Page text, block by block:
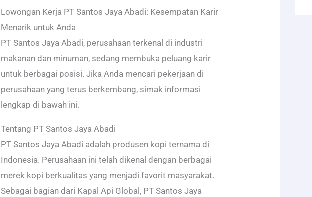
Lowongan Kerja PT Santos Jaya Abadi: Kesempatan Karir
Menarik untuk Anda
PT Santos Jaya Abadi, perusahaan terkenal di industri
makanan dan minuman, sedang membuka peluang karir
untuk berbagai posisi. Jika Anda mencari pekerjaan di
perusahaan yang terus berkembang, simak informasi
lengkap di bawah ini.
Tentang PT Santos Jaya Abadi
PT Santos Jaya Abadi adalah produsen kopi ternama di
Indonesia. Perusahaan ini telah dikenal dengan berbagai
merek kopi berkualitas yang menjadi favorit masyarakat.
Sebagai bagian dari Kapal Api Global, PT Santos Jaya